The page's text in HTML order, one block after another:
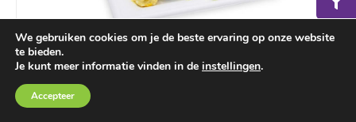
Lunch de luxe
Luxe harde broodjes (2 p.p.) belegd met brie, Goudse
kaas, roomkaas, Parmaham, rosbief, fricandeau en
We gebruiken cookies om je de beste ervaring op onze website
te bieden.
Je kunt meer informatie vinden in de instellingen.
Accepteer